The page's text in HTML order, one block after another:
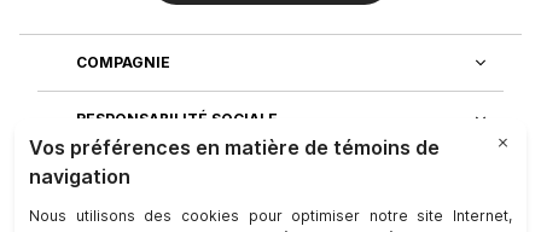
COMPAGNIE
RESPONSABILITÉ SOCIALE
REJOIGNEZ-NOUS